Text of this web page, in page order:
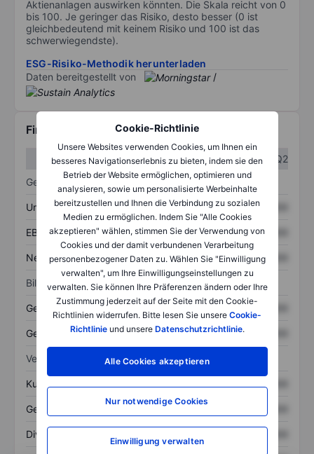
Cookie-Richtlinie
Unsere Websites verwenden Cookies, um Ihnen ein
besseres Navigationserlebnis zu bieten, indem sie den
Betrieb der Website ermöglichen, optimieren und
analysieren, sowie um personalisierte Werbeinhalte
bereitzustellen und Ihnen die Verbindung zu sozialen
Medien zu ermöglichen. Indem Sie "Alle Cookies
akzeptieren" wählen, stimmen Sie der Verwendung von
Cookies und der damit verbundenen Verarbeitung
personenbezogener Daten zu. Wählen Sie "Einwilligung
verwalten", um Ihre Einwilligungseinstellungen zu
verwalten. Sie können Ihre Präferenzen ändern oder Ihre
Zustimmung jederzeit auf der Seite mit den Cookie-
Richtlinien widerrufen. Bitte lesen Sie unsere Cookie-
Richtlinieund unsere Datenschutzrichtlinie.
Alle Cookies akzeptieren
Nur notwendige Cookies
Einwilligung verwalten
Aktienanlagen auswirken könnten. Die Skala reicht von 0
bis 100. Je geringer das Risiko, desto besser (0 ist
gleichbedeutend mit keinem Risiko und 100 ist das
schwerwiegendste).
ESG-Risiko-Methodik herunterladen
Daten bereitgestellt von
/
Finanzdaten
Q1
Q2
Gewinn- und Verlustrechnung
Umsatz XXXXXXX XXXXXXX
EBITDA XXXXXXX XXXXXXX
Nettoeinkommen XXXXXXX XXXXXXX
Bilanz
Gesamtvermögen XXXXXXX XXXXXXX
Gesamtschulden XXXXXXX XXXXXXX
Verhältnisse
Kurs/Umsatz
Gewinn je Aktie XXXXXXX
Dividende je Aktie